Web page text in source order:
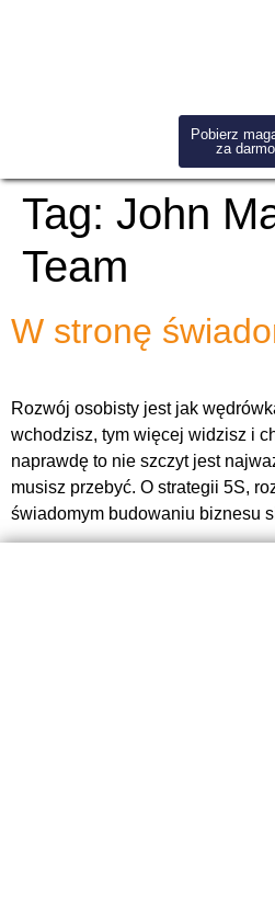
Pobierz
za darmo
Tag: John
Team
W stronę
Rozwój osobisty jest jak
wchodzisz, tym więcej widzisz i
naprawdę to nie szczyt jest
musisz przebyć. O strategii 5S,
świadomym budowaniu biznesu